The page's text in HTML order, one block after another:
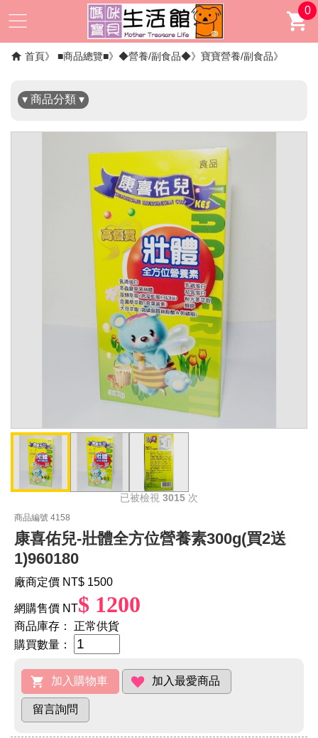
0
首頁 ■商品總覽■ ◆營養/副食品◆ 寶寶營養/副食品
▾ 商品分類 ▾
✖
已被檢視 3015 次
商品編號 4158
康喜佑兒-壯體全方位營養素300g(買2送
1)960180
廠商定價 NT$ 1500
網購售價 NT$ 1200
商品庫存：
正常供貨
購買數量：